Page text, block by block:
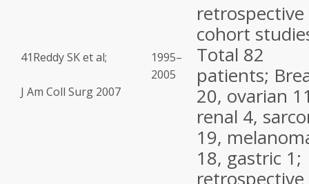
retrospective
cohort
41Reddy SK et al;
J Am Coll Surg 2007
1995–
2005
Total 82
patients;
20, ovarian
renal 4,
19,
18, gastric 1;
retrospective